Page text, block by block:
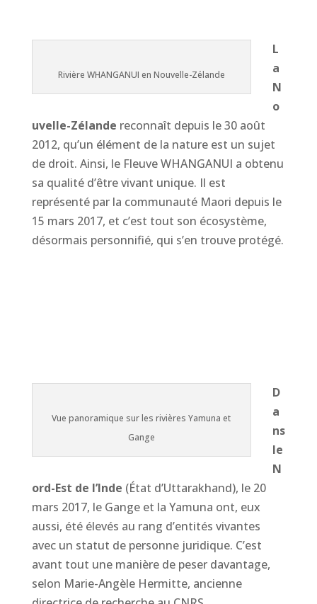
Rivière WHANGANUI en Nouvelle-Zélande
L
a
N
o
uvelle-Zélande reconnaît depuis le 30 août
2012, qu’un élément de la nature est un sujet
de droit. Ainsi, le Fleuve WHANGANUI a obtenu
sa qualité d’être vivant unique. Il est
représenté par la communauté Maori depuis le
15 mars 2017, et c’est tout son écosystème,
désormais personnifié, qui s’en trouve protégé.
Vue panoramique sur les rivières Yamuna et
Gange
D
a
ns
le
N
ord-Est de l’Inde (État d’Uttarakhand), le 20
mars 2017, le Gange et la Yamuna ont, eux
aussi, été élevés au rang d’entités vivantes
avec un statut de personne juridique. C’est
avant tout une manière de peser davantage,
selon Marie-Angèle Hermitte, ancienne